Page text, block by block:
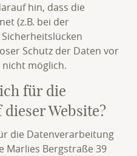
hin, dass die
(z.B. bei der
Schutz der Daten vor
möglich.
für die
Website?
die Datenverarbeitung
Marlies Bergstraße 39